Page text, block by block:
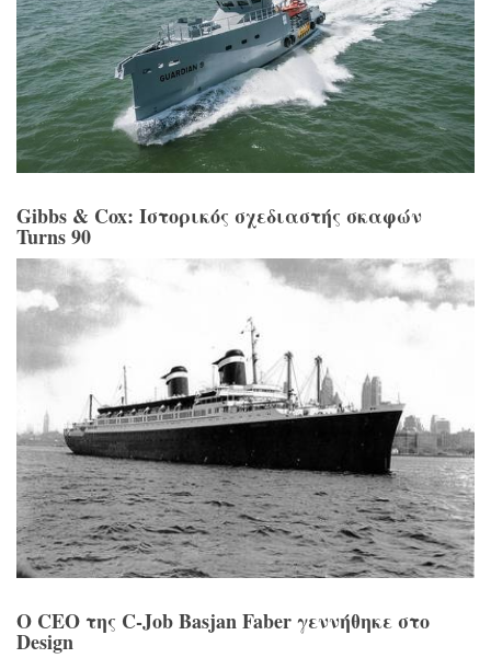
Gibbs & Cox: Ιστορικός σχεδιαστής σκαφών
Turns 90
Ο CEO της C-Job Basjan Faber γεννήθηκε στο
Design